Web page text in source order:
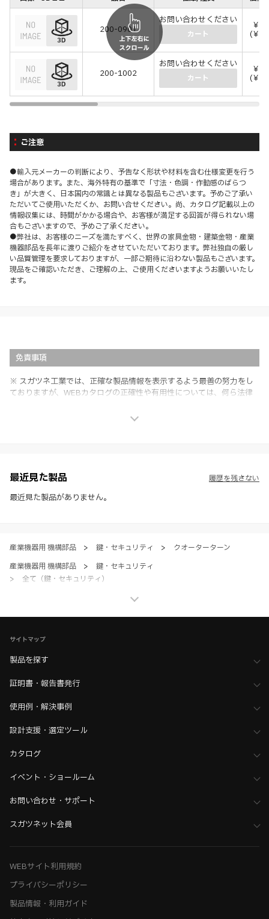
200-0901
お問い合わせください
カート
￥
(￥
200-1002
お問い合わせください
カート
￥
(￥
ご注意
●輸入元メーカーの判断により、予告なく形状や材料を含む仕様変更を行う
場合があります。また、海外特有の基準で「寸法・色調・作動感のばらつ
き」が大きく、日本国内の常識とは異なる製品もございます。予めご了承い
ただいてご使用いただくか、お問い合せください。尚、カタログ記載以上の
情報収集には、時間がかかる場合や、お客様が満足する回答が得られない場
合もございますので、予めご了承ください。
●弊社は、お客様のニーズを満たすべく、世界の家具金物・建築金物・産業
機器部品を長年に渡りご紹介をさせていただいております。弊社独自の厳し
い品質管理を要求しておりますが、一部ご期待に沿わない製品もございます。
現品をご確認いただき、ご理解の上、ご使用くださいますようお願いいたし
ます。
免責事項
※ スガツネ工業では、正確な製品情報を表示するよう最善の努力をし
ておりますが、WEBカタログの正確性や有用性については、何ら法律
社製品の使用ご検討、又は販売促進目的の利用に限ります。
※ 本WEBサイト製品情報のご利用にあたっては、WEBサイト利用規
約、プライバシーポリシー、製品情報ガイドをご確認いただき、内容の
最近見た製品
最近見た製品がありません。
履歴を残さない
産業機器用 機構部品 > 鍵・セキュリティ >
クオーターターン
産業機器用 機構部品
>
鍵・セキュリティ
>
全て（鍵・セキュリティ）
ブランド・シリーズ一覧 ／ 製品ピックアップ
サイトマップ
製品を探す
証明書・報告書発行
使用例・解決事例
設計支援・選定ツール
カタログ
イベント・ショールーム
お問い合わせ・サポート
スガツネット会員
WEBサイト利用規約
プライバシーポリシー
製品情報・利用ガイド